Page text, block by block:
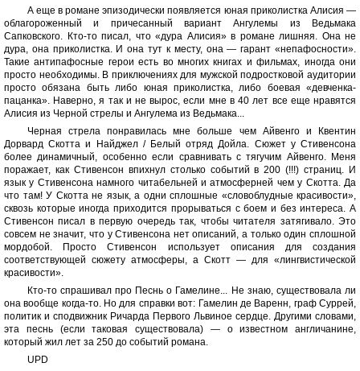
А еще в романе эпизодически появляется юная приколистка Алисия —
облагороженный и причесанный вариант Ангулемы из Ведьмака
Сапковского. Кто-то писал, что «дура Алисия» в романе лишняя. Она не
дура, она приколистка. И она тут к месту, она — гарант «непафосности».
Такие антипафосные герои есть во многих книгах и фильмах, иногда они
просто необходимы. В приключениях для мужской подростковой аудитории
просто обязана быть либо юная приколистка, либо боевая «девченка-
пацанка». Наверно, я так и не вырос, если мне в 40 лет все еще нравятся
Алисия из Черной стрелы и Ангулема из Ведьмака...
Черная стрела понравилась мне больше чем Айвенго и Квентин
Дорвард Скотта и Найджел / Белый отряд Дойла. Сюжет у Стивенсона
более динамичный, особенно если сравнивать с тягучим Айвенго. Меня
поражает, как Стивенсон впихнул столько событий в 200 (!!!) страниц. И
язык у Стивенсона намного читабельней и атмосферней чем у Скотта. Да
что там! У Скотта не язык, а одни сплошные «словоблудные красивости»,
сквозь которые иногда приходится прорываться с боем и без интереса. А
Стивенсон писал в первую очередь так, чтобы читателя затягивало. Это
совсем не значит, что у Стивенсона нет описаний, а только один сплошной
мордобой. Просто Стивенсон использует описания для создания
соответствующей сюжету атмосферы, а Скотт — для «лингвистической
красивости».
Кто-то спрашивал про Песнь о Гамелине... Не знаю, существовала ли
она вообще когда-то. Но для справки вот: Гамелин де Варенн, граф Суррей,
политик и сподвижник Ричарда Первого Львиное сердце. Другими словами,
эта песнь (если таковая существовала) — о известном англичанине,
который жил лет за 250 до событий романа.
UPD